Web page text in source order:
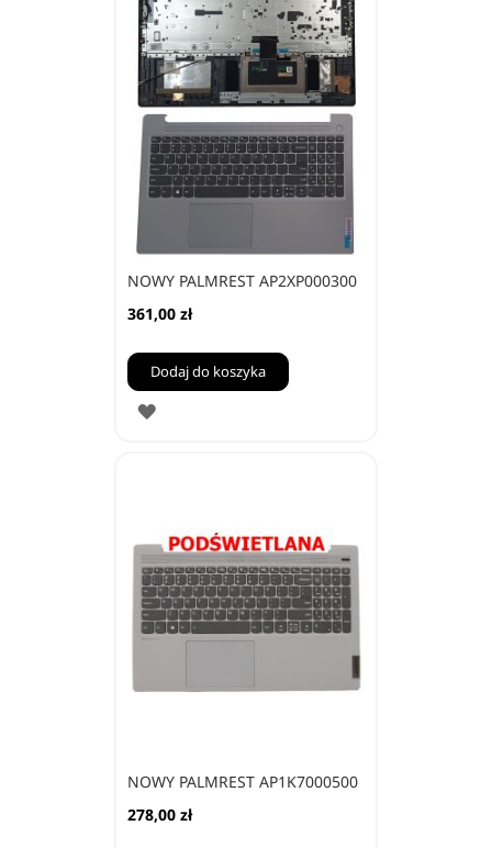
NOWY PALMREST AP2XP000300
361,00 zł
Dodaj do koszyka
DODAJ
NOWY PALMREST AP1K7000500
278,00 zł